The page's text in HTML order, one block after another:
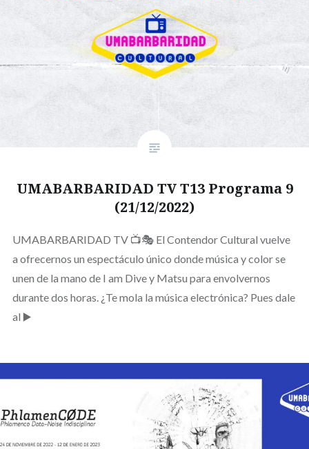
UMABARBARIDAD TV T13 Programa 9
(21/12/2022)
UMABARBARIDAD TV 📺🎭 El Contendor Cultural vuelve
a ofrecernos un espectáculo único donde música y color se
unen de la mano de I am Dive y Matsu para envolvernos
durante dos horas. ¿Te mola la música electrónica? Pues dale
al ▶️